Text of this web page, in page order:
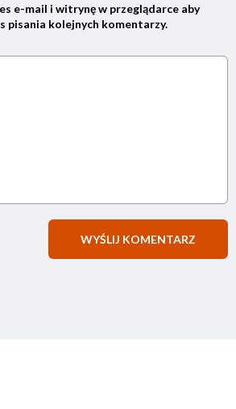
e-mail i witrynę w przeglądarce aby
pisania kolejnych komentarzy.